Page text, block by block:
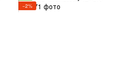
−2%